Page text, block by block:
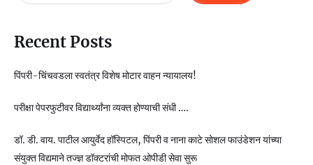
Recent Posts
पिंपरी-चिंचवडला स्वतंत्र विशेष मोटार वाहन न्यायालय!
परीक्षा पेपरफुटीवर विद्यार्थ्यांना व्यक्त होण्याची संधी ….
डॉ. डी. वाय. पाटील आयुर्वेद हॉस्पिटल, पिंपरी व नाना काटे सोशल फाउंडेशन यांच्या
संयुक्त विद्यमाने तज्ज्ञ डॉक्टरांची मोफत ओपीडी सेवा सुरू